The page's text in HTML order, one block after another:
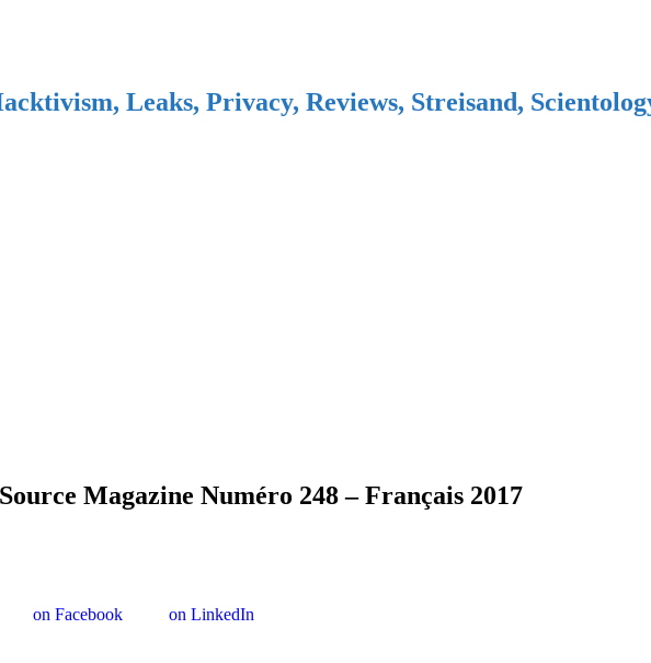
Leaks, Privacy, Reviews, Streisand,
Magazine Numéro 248 – Français 2017
on Facebook on LinkedIn